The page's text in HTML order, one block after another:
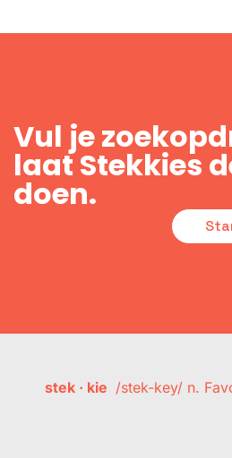
Vul je
laat Stekkies
doen.
stek · kie /stek-key/ n.